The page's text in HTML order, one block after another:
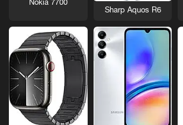
Sharp Aquos R6
Nokia 7700